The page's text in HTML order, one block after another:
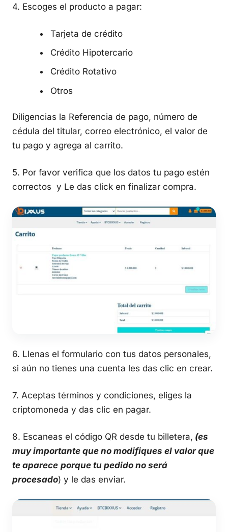
4. Escoges el producto a pagar:
Tarjeta de crédito
Crédito Hipotercario
Crédito Rotativo
Otros
Diligencias la Referencia de pago, número de
cédula del titular, correo electrónico, el valor de
tu pago y agrega al carrito.
5. Por favor verifica que los datos tu pago estén
correctos y Le das click en finalizar compra.
6. Llenas el formulario con tus datos personales,
si aún no tienes una cuenta les das clic en crear.
7. Aceptas términos y condiciones, eliges la
criptomoneda y das clic en pagar.
8. Escaneas el código QR desde tu billetera, (es
muy importante que no modifiques el valor que
te aparece porque tu pedido no será
procesado) y le das enviar.